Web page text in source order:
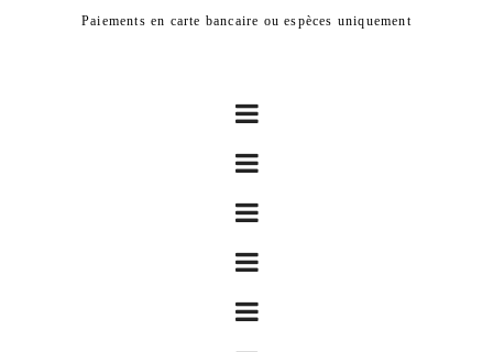
Paiements en carte bancaire ou espèces uniquement